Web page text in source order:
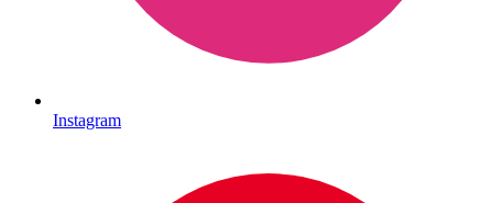
Instagram